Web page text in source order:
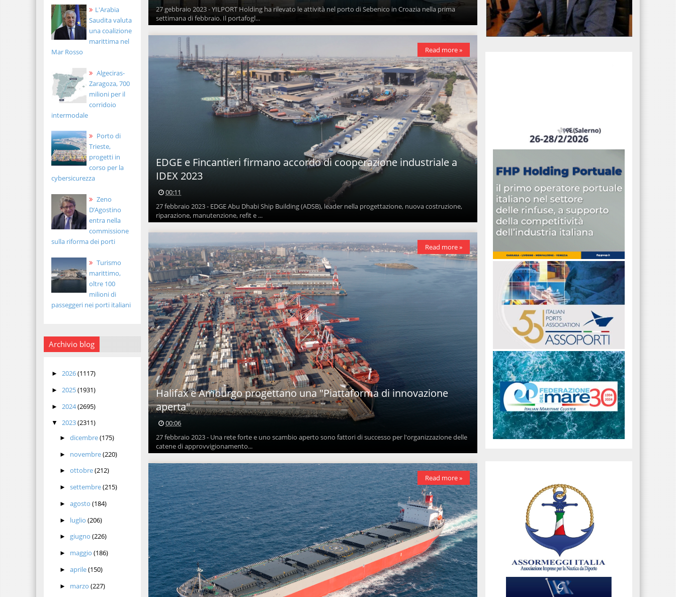
L'Arabia
Saudita valuta
una coalizione
marittima nel
Mar Rosso
Algeciras-
Zaragoza, 700
milioni per il
corridoio
intermodale
Porto di
Trieste,
progetti in
corso per la
cybersicurezza
Zeno
D’Agostino
entra nella
commissione
sulla riforma dei porti
Turismo
marittimo,
oltre 100
milioni di
passeggeri nei porti italiani
Archivio blog
► 2026(1117)
► 2025(1931)
► 2024(2695)
▼ 2023(2311)
► dicembre(175)
► novembre(220)
► ottobre(212)
► settembre(215)
► agosto (184)
► luglio (206)
► giugno (226)
► maggio (186)
► aprile(150)
► marzo (227)
27 gebbraio 2023 - YILPORT Holding ha rilevato le attività nel porto di Sebenico in Croazia nella prima
settimana di febbraio. Il portafogl...
EDGE e Fincantieri firmano accordo di cooperazione industriale a
IDEX 2023
00:11
27 febbraio 2023 - EDGE Abu Dhabi Ship Building (ADSB), leader nella progettazione, nuova costruzione,
riparazione, manutenzione, refit e ...
Read more »
Halifax e Amburgo progettano una "Piattaforma di innovazione
aperta"
00:06
27 febbraio 2023 - Una rete forte e uno scambio aperto sono fattori di successo per l'organizzazione delle
catene di approvvigionamento...
Read more »
Read more »